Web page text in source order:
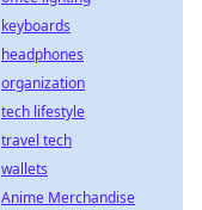
keyboards
headphones
organization
tech lifestyle
travel tech
wallets
Anime Merchandise